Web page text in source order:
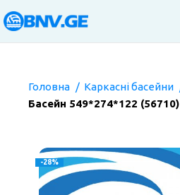
Головна
Каркасні басейни
Басейн 549*274*122 (56710)
-28%